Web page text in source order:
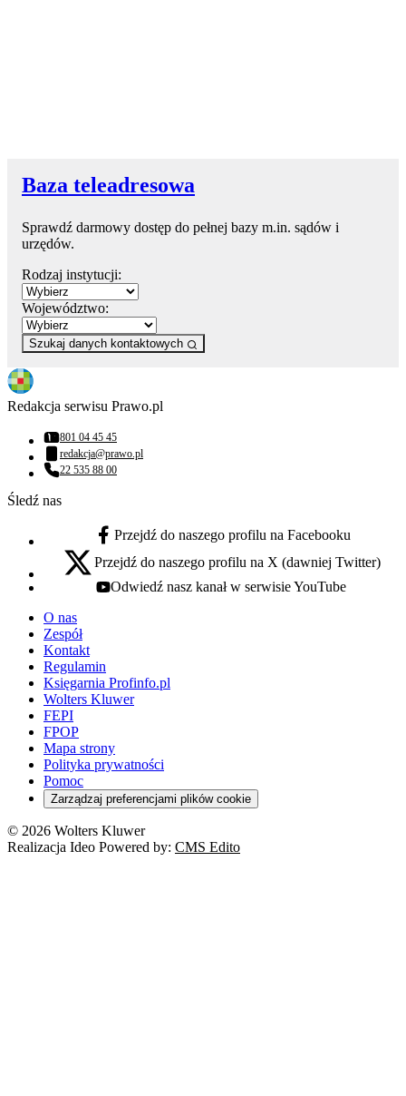
Baza teleadresowa
Sprawdź darmowy dostęp do pełnej bazy m.in. sądów i
urzędów.
Rodzaj instytucji:
Województwo:
Szukaj danych kontaktowych
Redakcja serwisu Prawo.pl
Numer telefonu:
801 04 45 45
Adres email:
redakcja@prawo.pl
Numer telefonu:
22 535 88 00
Śledź nas
facebook - otwiera się w nowej karcie
Przejdź do naszego profilu na Facebooku
x - otwiera się w nowej karcie
Przejdź do naszego profilu na X (dawniej Twitter)
youtube - otwiera się w nowej karcie
Odwiedź nasz kanał w serwisie YouTube
O nas
Zespół
Kontakt
Regulamin
Księgarnia Profinfo.pl
Wolters Kluwer
FEPI
FPOP
Mapa strony
Polityka prywatności
Pomoc
Zarządzaj preferencjami plików cookie
© 2026 Wolters Kluwer
Realizacja Ideo Powered by: CMS Edito